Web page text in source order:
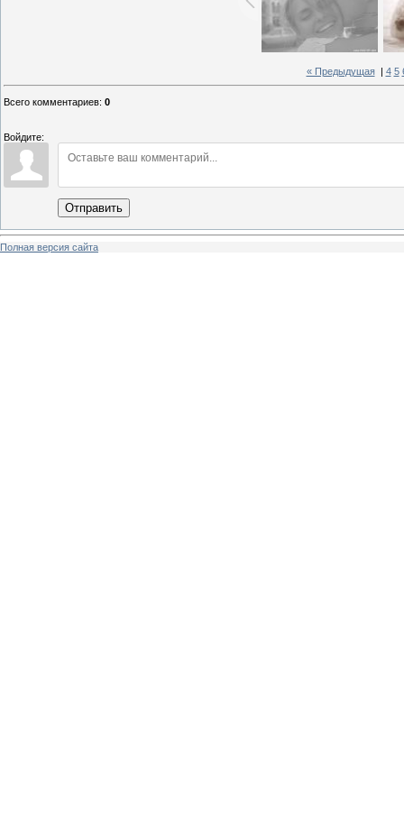
« Предыдущая| 4 5
Всего комментариев: 0
Войдите:
Отправить
Полная версия сайта